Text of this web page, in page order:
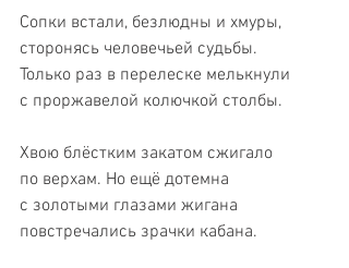
Сопки встали, безлюдны и хмуры,
сторонясь человечьей судьбы.
Только раз в перелеске мелькнули
с проржавелой колючкой столбы.
Хвою блёстким закатом сжигало
по верхам. Но ещё дотемна
с золотыми глазами жигана
повстречались зрачки кабана.